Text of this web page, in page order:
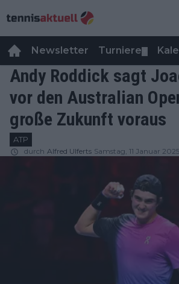
Newsletter Turniere
Andy Roddick sagt
vor den Australian
große Zukunft voraus
ATP
durch Alfred Ulferts Samstag, 11 Januar